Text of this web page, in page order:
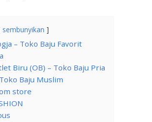
sembunyikan
– Toko Baju Favorit
Biru (OB) – Toko Baju Pria
Baju Muslim
store